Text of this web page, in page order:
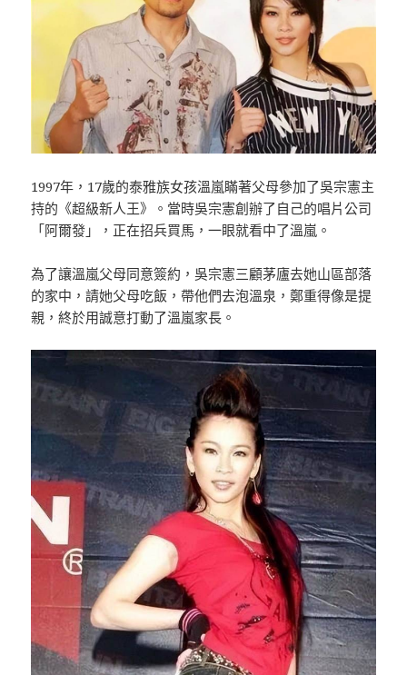
1997年，17歲的泰雅族女孩溫嵐瞞著父母參加了吳宗憲主
持的《超級新人王》。當時吳宗憲創辦了自己的唱片公司
「阿爾發」，正在招兵買馬，一眼就看中了溫嵐。
為了讓溫嵐父母同意簽約，吳宗憲三顧茅廬去她山區部落
的家中，請她父母吃飯，帶他們去泡溫泉，鄭重得像是提
親，終於用誠意打動了溫嵐家長。